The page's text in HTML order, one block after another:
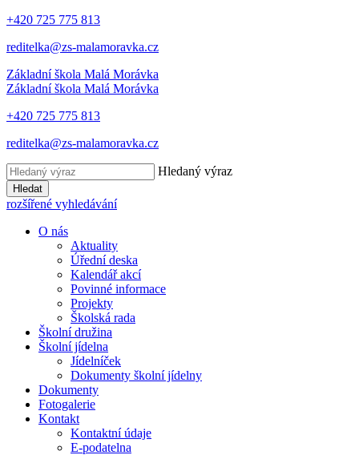
+420 725 775 813
reditelka@zs-malamoravka.cz
Základní škola Malá Morávka
Základní škola Malá Morávka
+420 725 775 813
reditelka@zs-malamoravka.cz
Hledaný výraz
Hledat
rozšířené vyhledávání
O nás
Aktuality
Úřední deska
Kalendář akcí
Povinné informace
Projekty
Školská rada
Školní družina
Školní jídelna
Jídelníček
Dokumenty školní jídelny
Dokumenty
Fotogalerie
Kontakt
Kontaktní údaje
E-podatelna